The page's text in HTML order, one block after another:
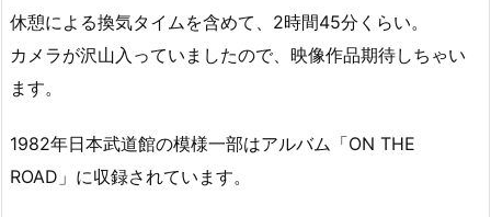
休憩による換気タイムを含めて、2時間45分くらい。
カメラが沢山入っていましたので、映像作品期待しちゃい
ます。
1982年日本武道館の模様一部はアルバム「ON THE
ROAD」に収録されています。